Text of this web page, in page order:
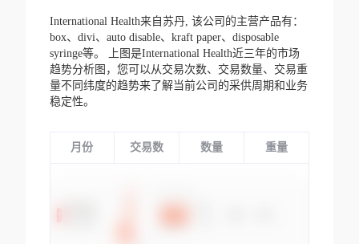
International Health来自苏丹, 该公司的主营产品有：
box、divi、auto disable、kraft paper、disposable
syringe等。
上图是International Health近三年的市场
趋势分析图，您可以从交易次数、交易数量、交易重
量不同纬度的趋势来了解当前公司的采供周期和业务
稳定性。
月份 交易数 数量 重量